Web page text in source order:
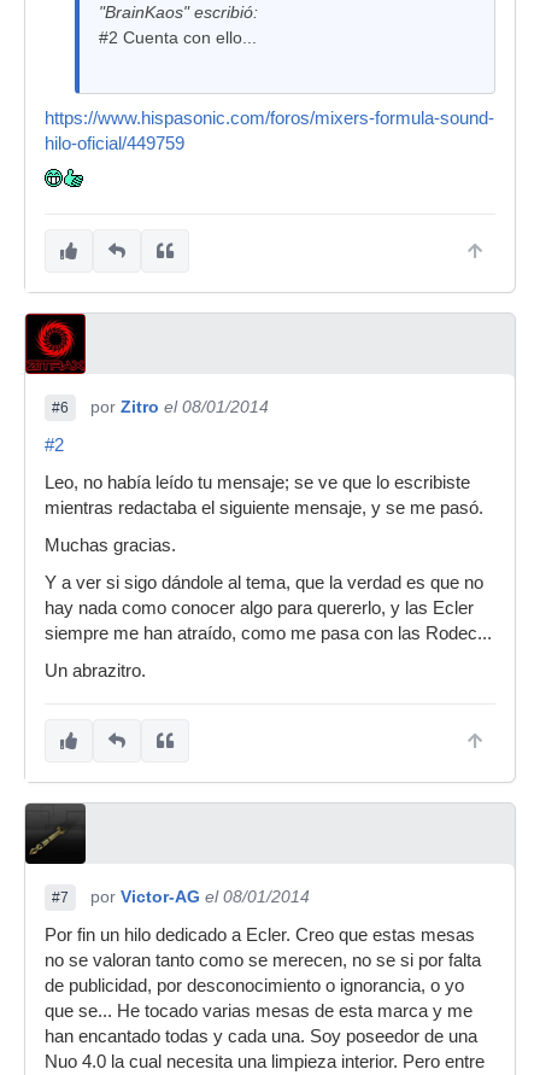
"BrainKaos" escribió:
#2 Cuenta con ello...
https://www.hispasonic.com/foros/mixers-formula-sound-
hilo-oficial/449759
#6 por Zitro el 08/01/2014
#2
Leo, no había leído tu mensaje; se ve que lo escribiste
mientras redactaba el siguiente mensaje, y se me pasó.
Muchas gracias.
Y a ver si sigo dándole al tema, que la verdad es que no
hay nada como conocer algo para quererlo, y las Ecler
siempre me han atraído, como me pasa con las Rodec...
Un abrazitro.
#7 por Victor-AG el 08/01/2014
Por fin un hilo dedicado a Ecler. Creo que estas mesas
no se valoran tanto como se merecen, no se si por falta
de publicidad, por desconocimiento o ignorancia, o yo
que se... He tocado varias mesas de esta marca y me
han encantado todas y cada una. Soy poseedor de una
Nuo 4.0 la cual necesita una limpieza interior. Pero entre